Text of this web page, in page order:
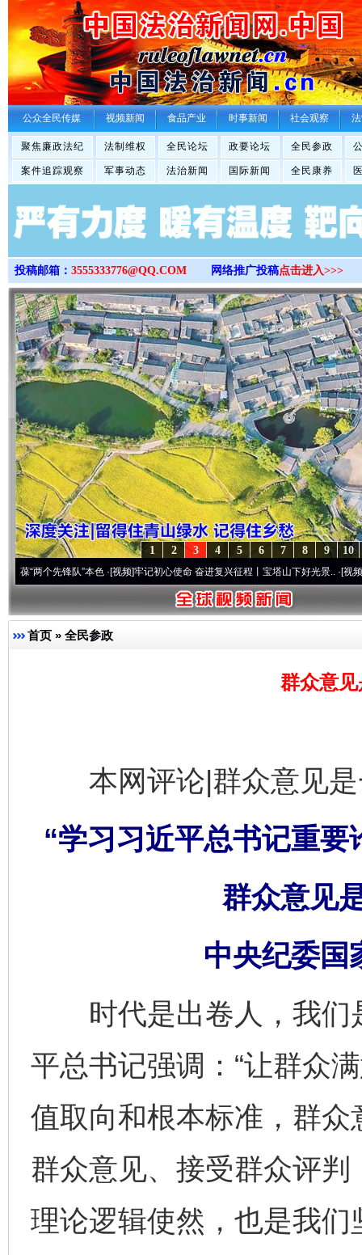
>
公众全民传媒 视频新闻 食品产业 时事新闻 社会观察
聚焦廉政法纪 法制维权 全民论坛 政要论坛 全民参政
案件追踪观察 军事动态 法治新闻 国际新闻 全民康养
投稿邮箱： 3555333776@QQ.COM 网络推广投稿点击进入>>>
10
9
8
7
6
5
4
3
2
1
先锋队”本色·[视频]牢记初心使命 奋进复兴征程丨宝塔山下好光景..·[视频]因党而生
首页 » 全民参政
群众意
本网评论|群众意见是
“学习习近平总书记重
群众意见
中央纪委国
时代是出卷人，我们
平总书记强调：“让群众
值取向和根本标准，群众
群众意见、接受群众评判
理论逻辑使然，也是我